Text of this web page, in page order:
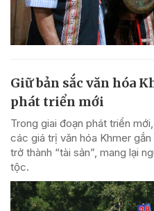
Giữ bản sắc văn hóa
phát triển mới
Trong giai đoạn phát triển
các giá trị văn hóa Khmer
trở thành “tài sản”, mang lại
tộc.